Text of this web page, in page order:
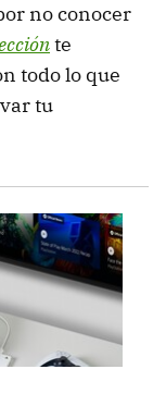
no conocer
te
todo lo que
tu